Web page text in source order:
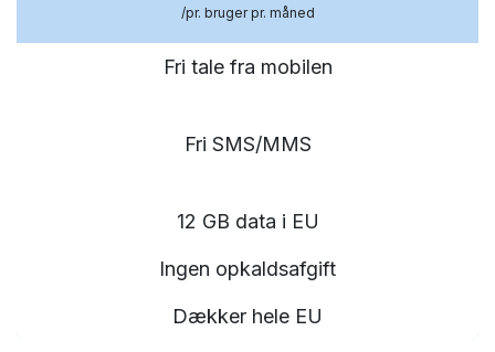
/pr. bruger pr. måned
Fri tale fra mobilen
Fri SMS/MMS
12 GB data i EU
Ingen opkaldsafgift
Dækker hele EU